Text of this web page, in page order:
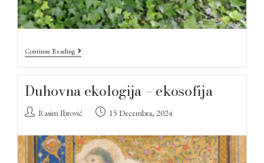
Continue Reading
Duhovna ekologija – ekosofija
Rasim Ibrović 15 Decembra, 2024